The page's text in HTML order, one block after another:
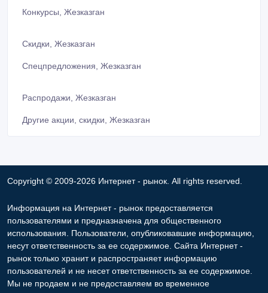
Конкурсы, Жезказган
Скидки, Жезказган
Спецпредложения, Жезказган
Распродажи, Жезказган
Другие акции, скидки, Жезказган
Copyright © 2009-2026 Интернет - рынок. All rights reserved.
Информация на Интернет - рынок предоставляется
пользователями и предназначена для общественного
использования. Пользователи, опубликовавшие информацию,
несут ответственность за ее содержимое. Сайта Интернет -
рынок только хранит и распространяет информацию
пользователей и не несет ответственность за ее содержимое.
Мы не продаем и не предоставляем во временное